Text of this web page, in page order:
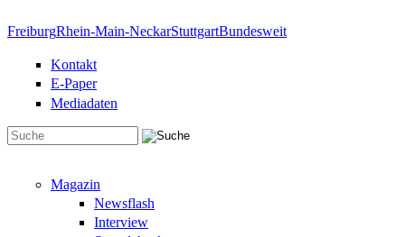
FreiburgRhein-Main-NeckarStuttgartBundesweit
Kontakt
E-Paper
Mediadaten
Magazin
Newsflash
Interview